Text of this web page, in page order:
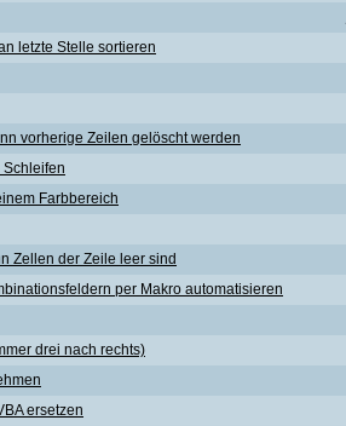
letzte Stelle sortieren
vorherige Zeilen gelöscht werden
Farbbereich
Zellen der Zeile leer sind
per Makro automatisieren
drei nach rechts)
ersetzen